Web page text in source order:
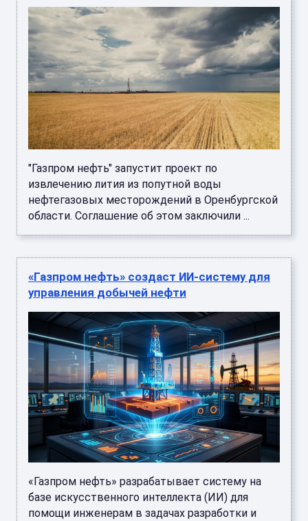
"Газпром нефть" запустит проект по
извлечению лития из попутной воды
нефтегазовых месторождений в Оренбургской
области. Соглашение об этом заключили ...
«Газпром нефть» создаст ИИ-систему для
управления добычей нефти
«Газпром нефть» разрабатывает систему на
базе искусственного интеллекта (ИИ) для
помощи инженерам в задачах разработки и